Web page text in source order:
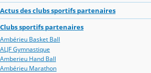
Actus des clubs sportifs partenaires
Clubs sportifs partenaires
Ambérieu Basket Ball
ALJF Gymnastique
Amberieu Hand Ball
Ambérieu Marathon